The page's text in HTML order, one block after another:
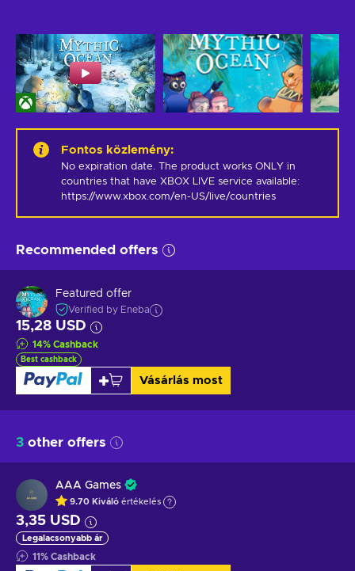
Fontos közlemény:
No expiration date. The product works ONLY in
countries that have XBOX LIVE service available:
https://www.xbox.com/en-US/live/countries
Recommended offers
Featured offer
Verified by Eneba
15,28 USD
14% Cashback
Best cashback
Vásárlás most
3 other offers
AAA Games
9.70 Kiváló értékelés
3,35 USD
Legalacsonyabb ár
11% Cashback